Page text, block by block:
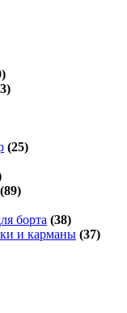
(25)
(89)
борта (38)
и карманы (37)